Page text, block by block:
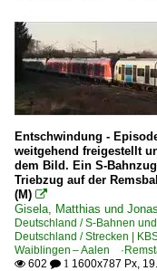
Entschwindung -
weitgehend freigestellt
dem Bild. Ein S-
Triebzug auf der
(M) 
Gisela, Matthias und
Deutschland / S-Bahnen
Deutschland / Strecken |
Waiblingen – Aalen
 602  1 1600x787 Px,